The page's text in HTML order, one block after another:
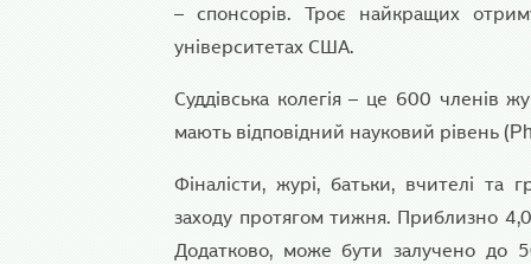
– спонсорів. Троє найкращих
університетах США.
Суддівська колегія – це 600 членів
мають відповідний науковий рівень
Фіналісти, журі, батьки, вчителі та
заходу протягом тижня. Приблизно
Додатково, може бути залучено до